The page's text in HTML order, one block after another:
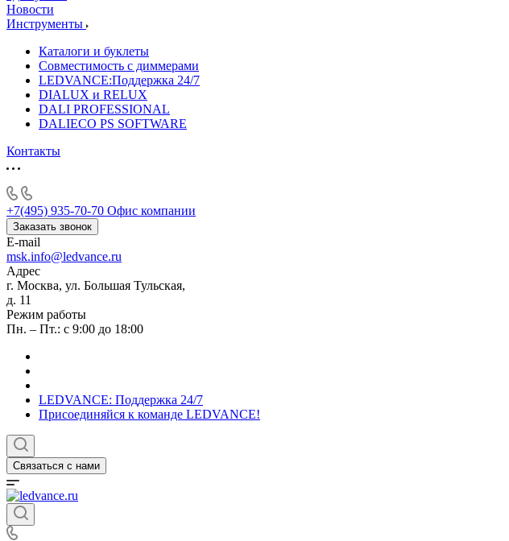
Новости
Инструменты
Каталоги и буклеты
Совместимость с диммерами
LEDVANCE:Поддержка 24/7
DIALUX и RELUX
DALI PROFESSIONAL
DALIECO PS SOFTWARE
Контакты
+7(495) 935-70-70 Офис компании
Заказать звонок
E-mail
msk.info@ledvance.ru
Адрес
г. Москва, ул. Большая Тульская,
д. 11
Режим работы
Пн. – Пт.: с 9:00 до 18:00
LEDVANCE: Поддержка 24/7
Присоединяйся к команде LEDVANCE!
Связаться с нами